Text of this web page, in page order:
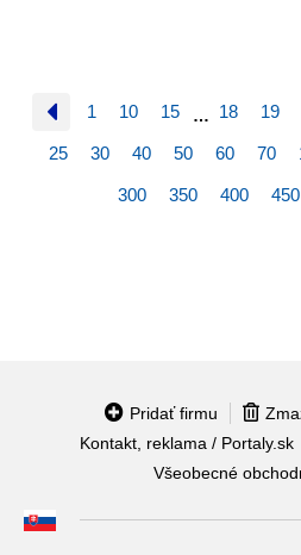
1 10 15 … 18 19
25 30 40 50 60 70
300 350 400 450
Pridať firmu
Kontakt, reklama / Portaly.sk
Všeobecné